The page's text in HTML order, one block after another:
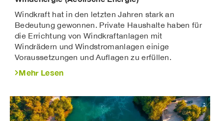
Windkraft hat in den letzten Jahren stark an
Bedeutung gewonnen. Private Haushalte haben für
die Errichtung von Windkraftanlagen mit
Windrädern und Windstromanlagen einige
Voraussetzungen und Auflagen zu erfüllen.
Mehr Lesen